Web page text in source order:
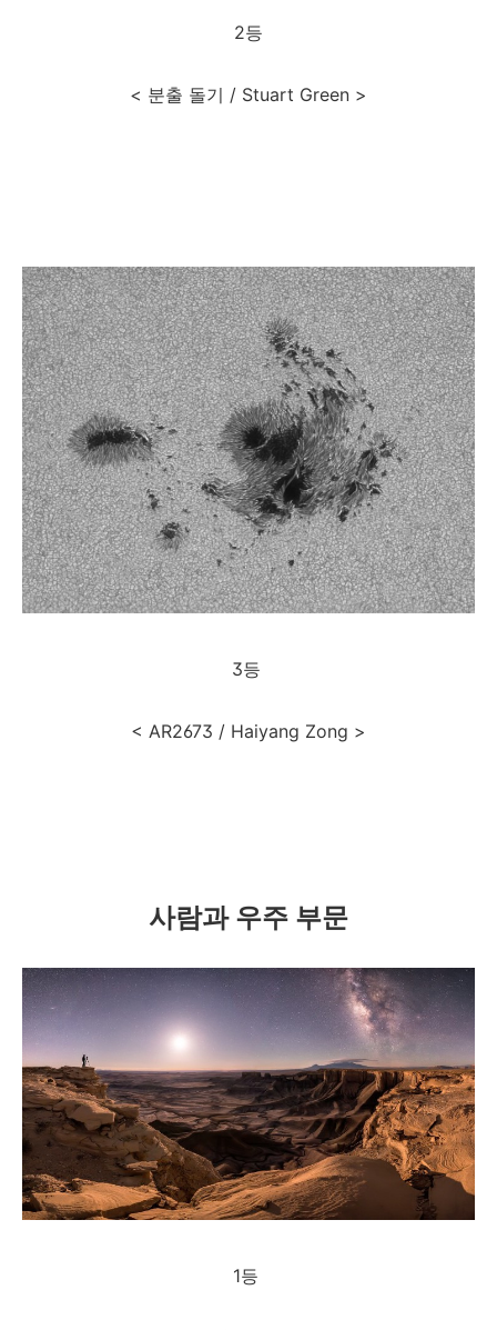
2등
< 분출 돌기 / Stuart Green >
3등
< AR2673 / Haiyang Zong >
사람과 우주 부문
1등